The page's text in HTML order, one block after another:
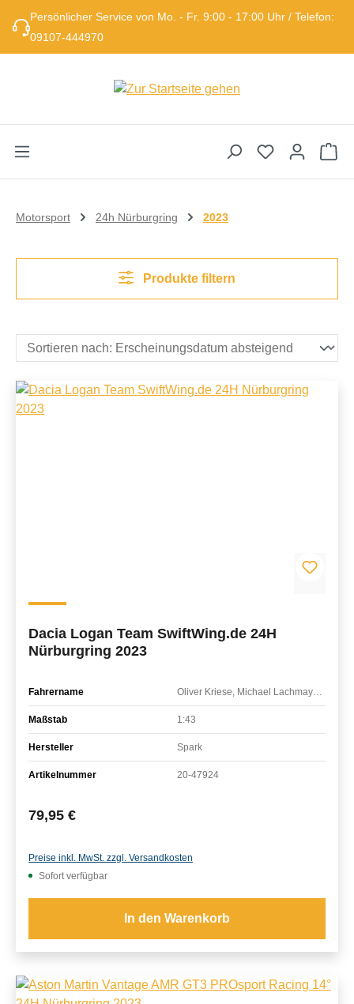
Zum Hauptinhalt springen
Persönlicher Service von Mo. - Fr. 9:00 - 17:00 Uhr / Telefon:
09107-444970
Motorsport 24h Nürburgring 2023
Produkte filtern
Dacia Logan Team SwiftWing.de 24H
Nürburgring 2023
Fahrername
Maßstab 1:43
Hersteller Spark
Artikelnummer 20-47924
Regulärer Preis:
79,95 €
Preise inkl. MwSt. zzgl. Versandkosten
Sofort verfügbar
In den Warenkorb